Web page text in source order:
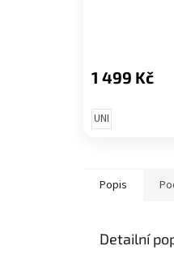
1 499 Kč
UNI
Popis
Detailní